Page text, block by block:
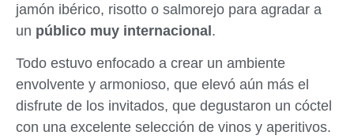
jamón ibérico, risotto o salmorejo para agradar a
un público muy internacional.
Todo estuvo enfocado a crear un ambiente
envolvente y armonioso, que elevó aún más el
disfrute de los invitados, que degustaron un cóctel
con una excelente selección de vinos y aperitivos.